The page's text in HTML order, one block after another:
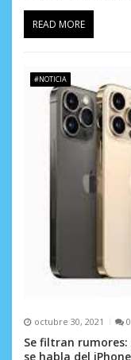
READ MORE
#NOTICIA
octubre 30, 2021 0
Se filtran rumores:
se habla del